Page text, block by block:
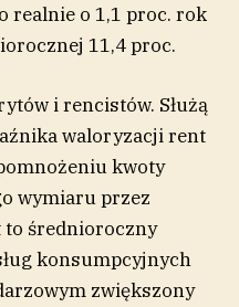
realnie o 1,1 proc. rok
11,4 proc.
i rencistów. Służą
waloryzacji rent
kwoty
wymiaru przez
to średnioroczny
konsumpcyjnych
zwiększony